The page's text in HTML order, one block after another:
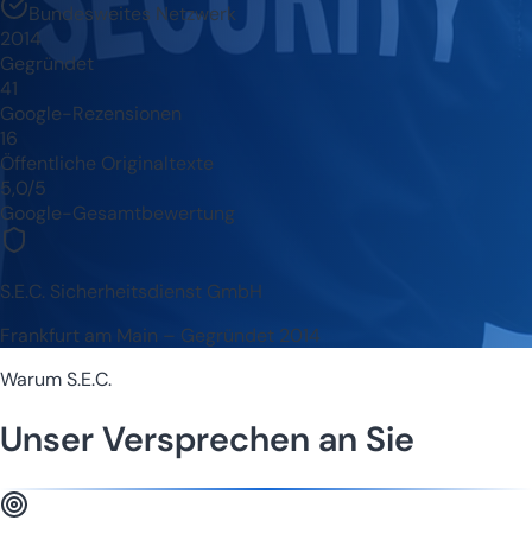
Bundesweites Netzwerk
2014
Gegründet
41
Google-Rezensionen
16
Öffentliche Originaltexte
5,0/5
Google-Gesamtbewertung
S.E.C. Sicherheitsdienst GmbH
Frankfurt am Main – Gegründet 2014
Warum S.E.C.
Unser Versprechen an Sie